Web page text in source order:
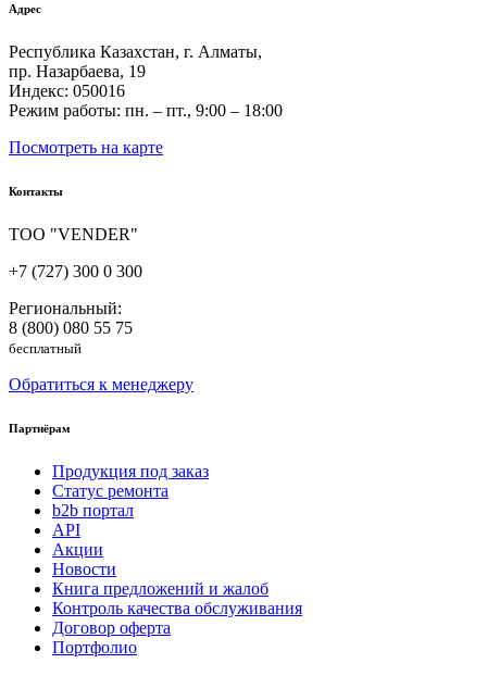
Адрес
Республика Казахстан, г. Алматы,
пр. Назарбаева, 19
Индекс: 050016
Режим работы: пн. – пт., 9:00 – 18:00
Посмотреть на карте
Контакты
ТОО "VENDER"
+7 (727) 300 0 300
Региональный:
8 (800) 080 55 75
бесплатный
Обратиться к менеджеру
Партнёрам
Продукция под заказ
Статус ремонта
b2b портал
API
Акции
Новости
Книга предложений и жалоб
Контроль качества обслуживания
Договор оферта
Портфолио